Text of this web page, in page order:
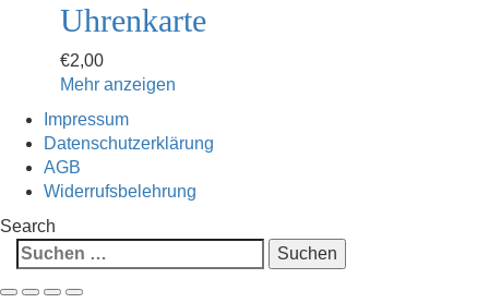
Uhrenkarte
€2,00
Mehr anzeigen
Impressum
Datenschutzerklärung
AGB
Widerrufsbelehrung
Search
Suchen
nach: